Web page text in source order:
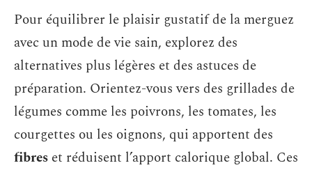
Pour équilibrer le plaisir gustatif de la merguez
avec un mode de vie sain, explorez des
alternatives plus légères et des astuces de
préparation. Orientez-vous vers des grillades de
légumes comme les poivrons, les tomates, les
courgettes ou les oignons, qui apportent des
fibres et réduisent l’apport calorique global. Ces